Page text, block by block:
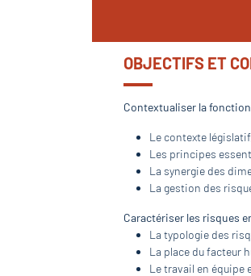
OBJECTIFS ET
Contextualiser la
Le contexte
Les principes
La synergie des
La gestion des
Caractériser les risques
La typologie des
La place du facteur
Le travail en équipe